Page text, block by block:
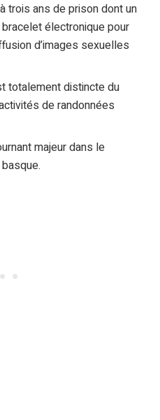
trois ans de prison dont un
électronique pour
d’images sexuelles
totalement distincte du
de randonnées
majeur dans le